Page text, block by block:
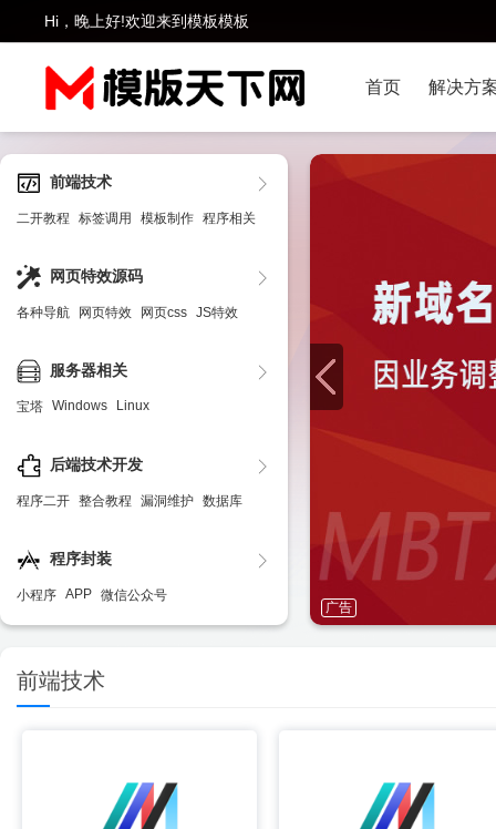
Hi，晚上好!欢迎来到模板模板
首页 解决方
前端技术
二开教程 标签调用 模板制作 程序相关
网页特效源码
各种导航 网页特效 网页css JS特效
服务器相关
宝塔 Windows Linux
后端技术开发
程序二开 整合教程 漏洞维护 数据库
程序封装
小程序 APP 微信公众号
广告
前端技术